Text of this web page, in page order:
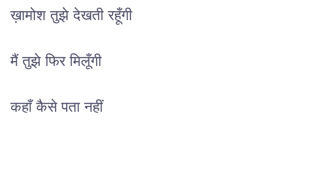
ख़ामोश तुझे देखती रहूँगी
मैं तुझे फिर मिलूँगी
कहाँ कैसे पता नहीं